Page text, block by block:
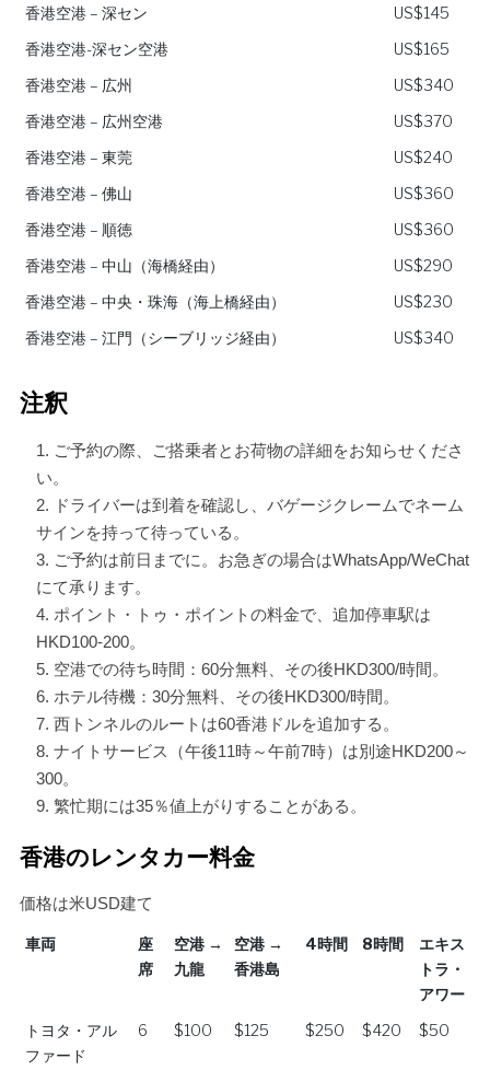
香港空港 – 深セン
US$145
香港空港-深セン空港
US$165
香港空港 – 広州
US$340
香港空港 – 広州空港
US$370
香港空港 – 東莞
US$240
香港空港 – 佛山
US$360
香港空港 – 順徳
US$360
香港空港 – 中山（海橋経由）
US$290
香港空港 – 中央・珠海（海上橋経由）
US$230
香港空港 – 江門（シーブリッジ経由）
US$340
注釈
ご予約の際、ご搭乗者とお荷物の詳細をお知らせくださ
い。
ドライバーは到着を確認し、バゲージクレームでネーム
サインを持って待っている。
ご予約は前日までに。お急ぎの場合はWhatsApp/WeChat
にて承ります。
ポイント・トゥ・ポイントの料金で、追加停車駅は
HKD100-200。
空港での待ち時間：60分無料、その後HKD300/時間。
ホテル待機：30分無料、その後HKD300/時間。
西トンネルのルートは60香港ドルを追加する。
ナイトサービス（午後11時～午前7時）は別途HKD200～
300。
繁忙期には35％値上がりすることがある。
香港のレンタカー料金
価格は米USD建て
車両
座
席
空港 →
九龍
空港 →
香港島
4時間 8時間
エキス
トラ・
アワー
車両
座
空港 →
空港 →
4時間 8時間
エキス
トヨタ・アル
ファード
6 $100 $125 $250 $420 $50